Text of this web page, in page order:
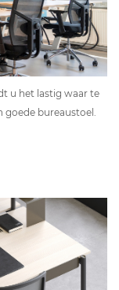
u het lastig waar te
bureaustoel.